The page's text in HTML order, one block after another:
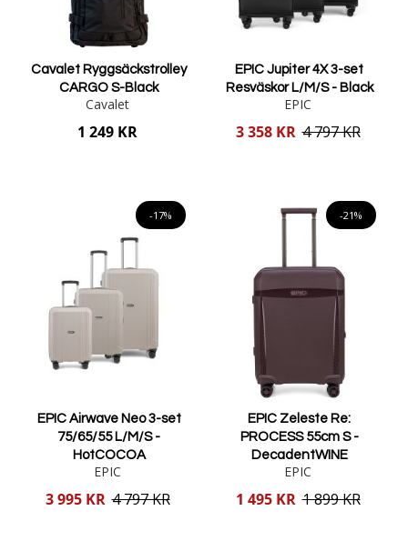
Cavalet Ryggsäckstrolley
CARGO S-Black
Cavalet
1 249 KR
EPIC Jupiter 4X 3-set
Resväskor L/M/S - Black
EPIC
Reducerat
3 358 KR 4 797 KR
-17%
EPIC Airwave Neo 3-set
75/65/55 L/M/S -
HotCOCOA
EPIC
Reducerat
3 995 KR 4 797 KR
-21%
EPIC Zeleste Re:
PROCESS 55cm S -
DecadentWINE
EPIC
Reducerat
1 495 KR 1 899 KR